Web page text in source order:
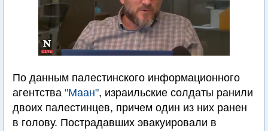
По данным палестинского информационного
агентства "Маан", израильские солдаты ранили
двоих палестинцев, причем один из них ранен
в голову. Пострадавших эвакуировали в